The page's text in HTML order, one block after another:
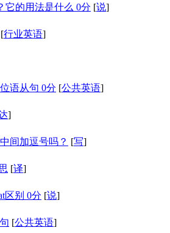
它的用法是什么 0分 [说]
[行业英语]
语从句 0分 [公共英语]
]
间加逗号吗？ [写]
[译]
区别 0分 [说]
[公共英语]